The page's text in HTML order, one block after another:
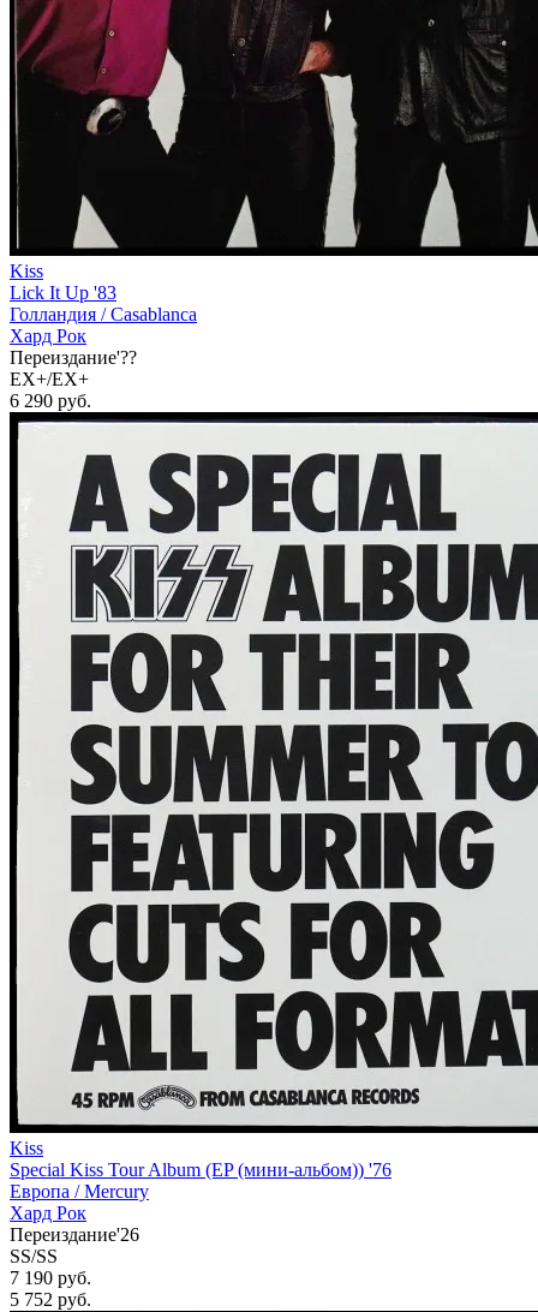
Kiss
Lick It Up '83
Голландия /Casablanca
Хард Рок
Переиздание'??
EX+/EX+
6 290 руб.
Kiss
Special Kiss Tour Album (EP (мини-альбом)) '76
Европа /Mercury
Хард Рок
Переиздание'26
SS/SS
7 190 руб.
5 752 руб.